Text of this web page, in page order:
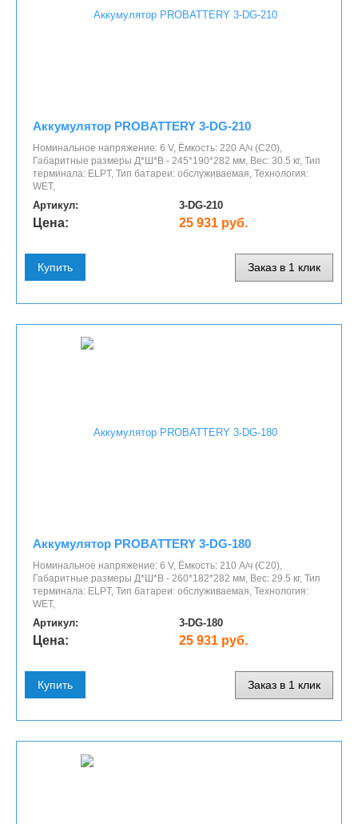
Аккумулятор PROBATTERY 3-DG-210
Номинальное напряжение: 6 V, Ёмкость: 220 А/ч (С20),
Габаритные размеры Д*Ш*В - 245*190*282 мм, Вес: 30.5 кг, Тип
терминала: ELPT, Тип батареи: обслуживаемая, Технология:
WET,
Артикул: 3-DG-210
Цена: 25 931 руб.
Купить Заказ в 1 клик
Аккумулятор PROBATTERY 3-DG-180
Номинальное напряжение: 6 V, Ёмкость: 210 А/ч (С20),
Габаритные размеры Д*Ш*В - 260*182*282 мм, Вес: 29.5 кг, Тип
терминала: ELPT, Тип батареи: обслуживаемая, Технология:
WET,
Артикул: 3-DG-180
Цена: 25 931 руб.
Купить Заказ в 1 клик